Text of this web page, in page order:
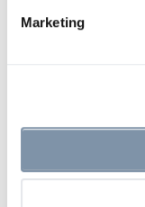
Marketing